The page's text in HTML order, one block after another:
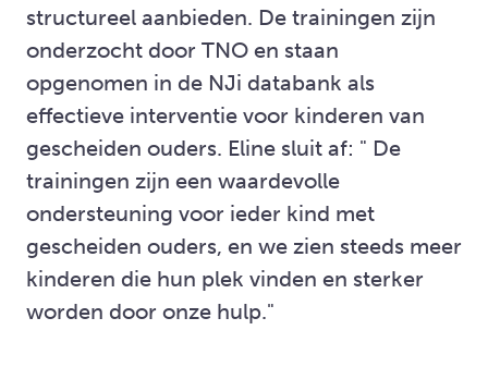
structureel aanbieden. De trainingen zijn
onderzocht door TNO en staan
opgenomen in de NJi databank als
effectieve interventie voor kinderen van
gescheiden ouders. Eline sluit af: " De
trainingen zijn een waardevolle
ondersteuning voor ieder kind met
gescheiden ouders, en we zien steeds meer
kinderen die hun plek vinden en sterker
worden door onze hulp."